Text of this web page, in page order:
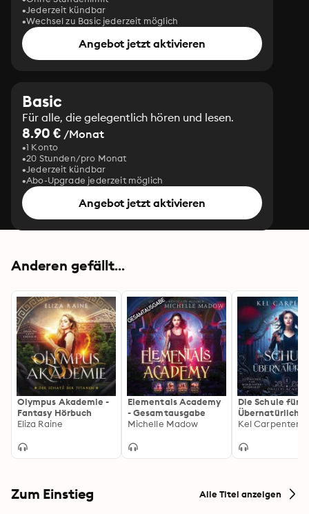
Jederzeit kündbar
Wechsel zu Basic jederzeit möglich
Angebot jetzt aktivieren
Basic
Für alle, die gelegentlich hören und lesen.
8.90 € /Monat
1 Konto
20 Stunden/pro Monat
Jederzeit kündbar
Abo-Upgrade jederzeit möglich
Angebot jetzt aktivieren
Anderen gefällt...
Olympus Akademie -
Fantasy Hörbuch
Eliza Raine
Elementals Academy
- Gesamtausgabe
Michelle Madow
Die Schule für
Übernatürliche
Akademie
Kel Carpenter
Zum Einstieg Alle Titel anzeigen